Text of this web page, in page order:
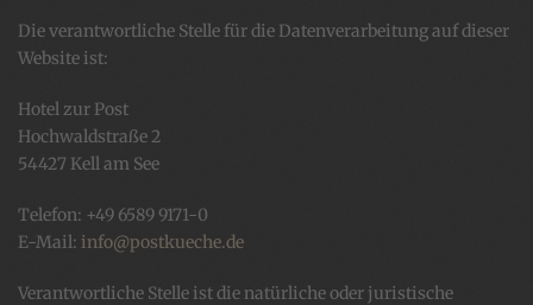
Die verantwortliche Stelle für die Datenverarbeitung auf dieser
Website ist:
Hotel zur Post
Hochwaldstraße 2
54427 Kell am See
Telefon: +49 6589 9171-0
E-Mail: info@postkueche.de
Verantwortliche Stelle ist die natürliche oder juristische